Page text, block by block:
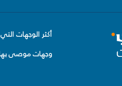
أكثر الوجهات
وجهات موصى